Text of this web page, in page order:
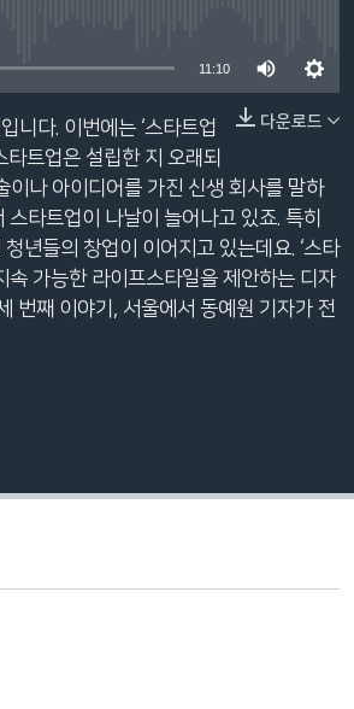
11:10
다운로드
니다. 이번에는 ‘스타트업
타트업은 설립한 지 오래되
이나 아이디어를 가진 신생 회사를 말하
스타트업이 나날이 늘어나고 있죠. 특히
년들의 창업이 이어지고 있는데요. ‘스타
속 가능한 라이프스타일을 제안하는 디자
번째 이야기, 서울에서 동예원 기자가 전